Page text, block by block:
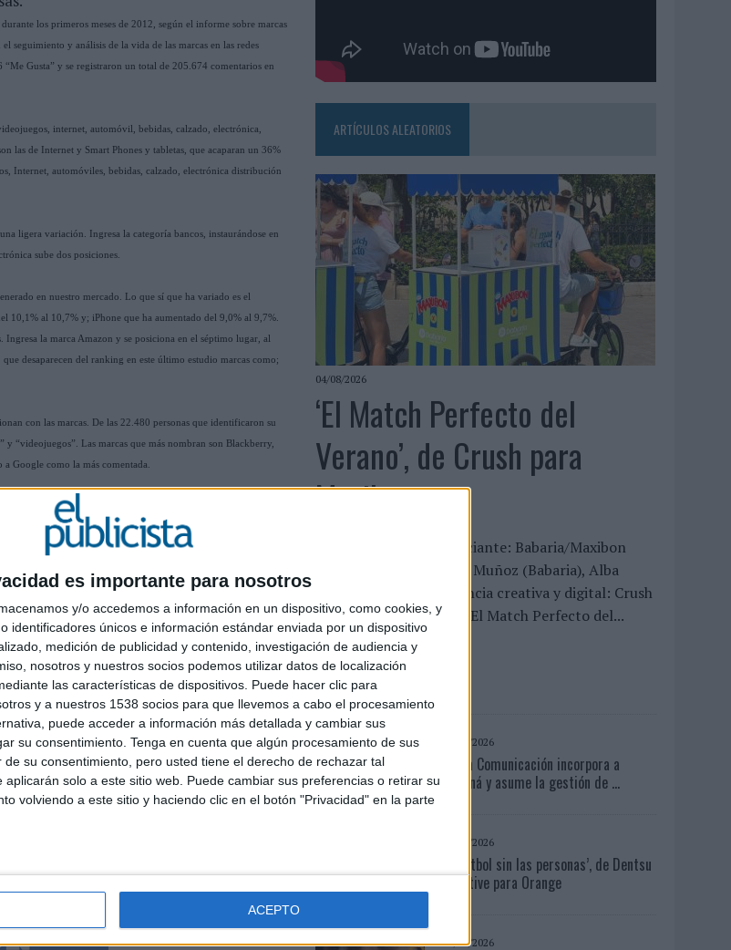
es importante para nosotros
y/o accedemos a información en un dispositivo, como cookies, y
identificadores únicos e información estándar enviada por un dispositivo
medición de publicidad y contenido, investigación de audiencia y
nosotros y nuestros socios podemos utilizar datos de localización
las características de dispositivos. Puede hacer clic para
y a nuestros 1538 socios para que llevemos a cabo el procesamiento
puede acceder a información más detallada y cambiar sus
su consentimiento. Tenga en cuenta que algún procesamiento de sus
su consentimiento, pero usted tiene el derecho de rechazar tal
solo a este sitio web. Puede cambiar sus preferencias o retirar su
volviendo a este sitio y haciendo clic en el botón "Privacidad" en la parte
ACEPTO
los primeros meses de 2012, según el informe sobre marcas
seguimiento y análisis de la vida de las marcas en las redes
Gusta” y se registraron un total de 205.674 comentarios en
internet, automóvil, bebidas, calzado, electrónica,
las de Internet y Smart Phones y tabletas, que acaparan un 36%
Internet, automóviles, bebidas, calzado, electrónica distribución
ligera variación. Ingresa la categoría bancos, instaurándose en
sube dos posiciones.
en nuestro mercado. Lo que sí que ha variado es el
10,1% al 10,7% y; iPhone que ha aumentado del 9,0% al 9,7%.
la marca Amazon y se posiciona en el séptimo lugar, al
desaparecen del ranking en este último estudio marcas como;
con las marcas. De las 22.480 personas que identificaron su
y “videojuegos”. Las marcas que más nombran son Blackberry,
Google como la más comentada.
tramo de 2012 es que los comentarios sobre las aerolíneas sólo
52% del total de la categoría, seguida de Ryanair), que en la
sigue Yahoo, que también ha entrado en el ranking de las 10
entre las 10 marcas más comentadas, entre otros.
y enero 2012, hemos observado cómo la participación de los
embargo, un número menor ha identificado su sexo”, ha
en un solo mes, pueden producirse cambios en la presencia
estudio, sí que hemos visto que se en esta ocasión se han
Galaxy. También hemos observado cómo unas categorías han
cómo te ven los usuarios y poder prever una tendencia es
ARTÍCULOS ALEATORIOS
04/08/2026
‘El Match Perfecto del
Verano’, de Crush para
Maxibon
FICHA TÉCNICA Anunciante: Babaria/Maxibon
Contacto cliente: Silvia Muñoz (Babaria), Alba
Rodrigo (Maxibon) Agencia creativa y digital: Crush
Título de la campaña: “El Match Perfecto del...
LEER MÁS
05/08/2026
Fabra Comunicación incorpora a
Casoná y asume la gestión de ...
04/08/2026
‘El fútbol sin las personas’, de Dentsu
Creative para Orange
04/08/2026